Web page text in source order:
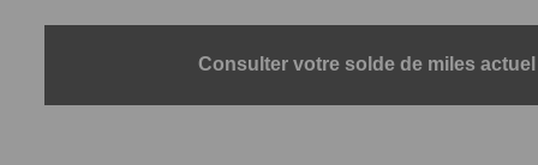
Consulter votre solde de miles actuel